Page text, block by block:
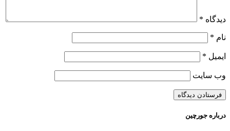
دیدگاه *
نام *
ایمیل *
وب‌ سایت
درباره جورچین